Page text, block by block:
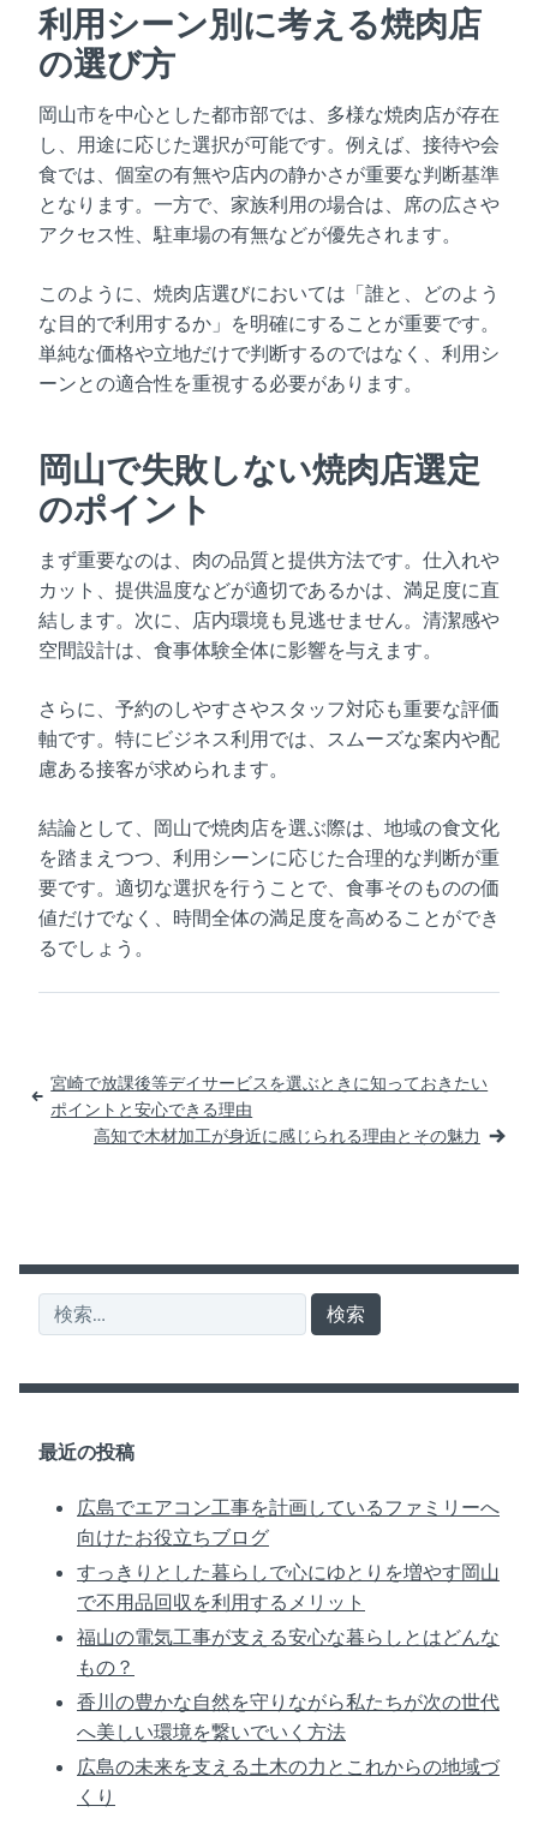
利用シーン別に考える焼肉店
の選び方
岡山市を中心とした都市部では、多様な焼肉店が存在
し、用途に応じた選択が可能です。例えば、接待や会
食では、個室の有無や店内の静かさが重要な判断基準
となります。一方で、家族利用の場合は、席の広さや
アクセス性、駐車場の有無などが優先されます。
このように、焼肉店選びにおいては「誰と、どのよう
な目的で利用するか」を明確にすることが重要です。
単純な価格や立地だけで判断するのではなく、利用シ
ーンとの適合性を重視する必要があります。
岡山で失敗しない焼肉店選定
のポイント
まず重要なのは、肉の品質と提供方法です。仕入れや
カット、提供温度などが適切であるかは、満足度に直
結します。次に、店内環境も見逃せません。清潔感や
空間設計は、食事体験全体に影響を与えます。
さらに、予約のしやすさやスタッフ対応も重要な評価
軸です。特にビジネス利用では、スムーズな案内や配
慮ある接客が求められます。
結論として、岡山で焼肉店を選ぶ際は、地域の食文化
を踏まえつつ、利用シーンに応じた合理的な判断が重
要です。適切な選択を行うことで、食事そのものの価
値だけでなく、時間全体の満足度を高めることができ
るでしょう。
投
稿
ー
シ
ョ
ン
宮崎で放課後等デイサービスを選ぶときに知っておきたい
ポイントと安心できる理由
高知で木材加工が身近に感じられる理由とその魅力
検
索:
最近の投稿
広島でエアコン工事を計画しているファミリーへ
向けたお役立ちブログ
すっきりとした暮らしで心にゆとりを増やす岡山
で不用品回収を利用するメリット
福山の電気工事が支える安心な暮らしとはどんな
もの？
香川の豊かな自然を守りながら私たちが次の世代
へ美しい環境を繋いでいく方法
広島の未来を支える土木の力とこれからの地域づ
くり